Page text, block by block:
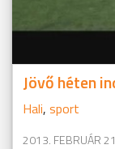
Jövő héten
Hali, sport
2013. FEBRUÁR